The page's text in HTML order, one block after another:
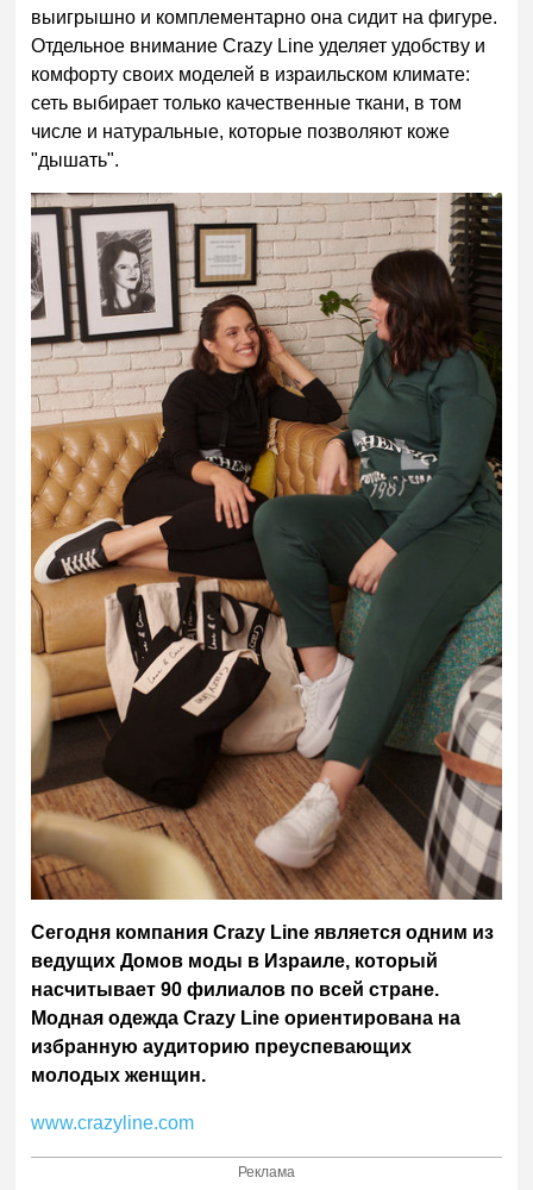
выигрышно и комплементарно она сидит на фигуре.
Отдельное вниманиеCrazy Line уделяет удобству и
комфорту своих моделей в израильском климате:
сеть выбирает только качественные ткани, в том
числе и натуральные, которые позволяют коже
"дышать".
Сегодня компания Crazy Line является одним из
ведущих Домов моды в Израиле, который
насчитывает 90 филиалов по всей стране.
Модная одежда Crazy Line ориентирована на
избранную аудиторию преуспевающих
молодых женщин.
www.crazyline.com
Реклама